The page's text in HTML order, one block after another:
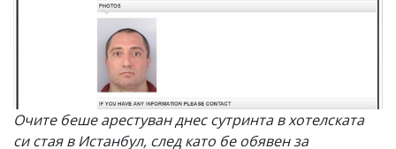
Очите беше арестуван днес сутринта в хотелската
си стая в Истанбул, след като бе обявен за